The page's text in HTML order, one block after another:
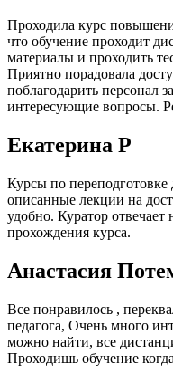
Проходила курс
что обучение проходит
материалы и проходить
Приятно порадовала
поблагодарить персонал
интересующие вопросы.
Екатерина Р
Курсы по переподготовке
описанные лекции на
удобно. Куратор
прохождения курса.
Анастасия
Все понравилось ,
педагога, Очень много
можно найти, все
Проходишь обучение